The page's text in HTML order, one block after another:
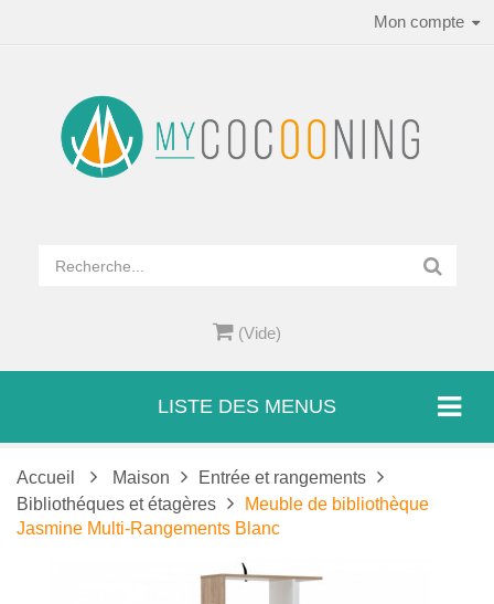
Mon compte
(Vide)
LISTE DES MENUS
Accueil Maison
Entrée et rangements
Bibliothéques et étagères
Meuble de bibliothèque
Jasmine Multi-Rangements Blanc